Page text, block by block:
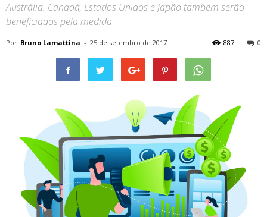
Austrália. Canadá, Estados Unidos e Japão também serão
beneficiados pela medida
Por Bruno Lamattina - 25 de setembro de 2017 0
887